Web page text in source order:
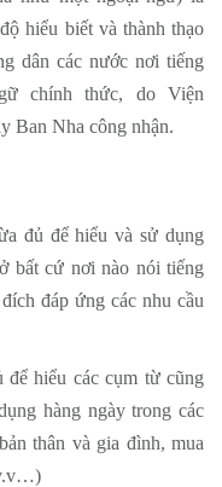
hiểu biết và thành thạo
dân các nước nơi tiếng
chính thức, do Viện
Ban Nha công nhận.
đủ để hiểu và sử dụng
bất cứ nơi nào nói tiếng
đáp ứng các nhu cầu
hiểu các cụm từ cũng
hàng ngày trong các
thân và gia đình, mua